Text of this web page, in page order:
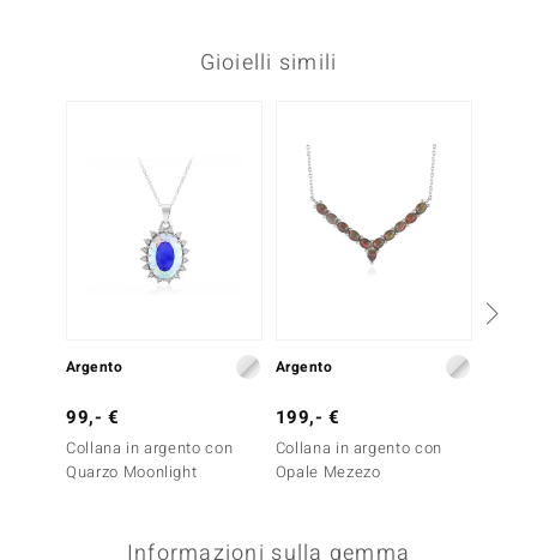
Gioielli simili
Argento
99,- €
Collana in argento con
Quarzo Moonlight
Argento
199,- €
Collana in argento con
Opale Mezezo
Informazioni sulla gemma